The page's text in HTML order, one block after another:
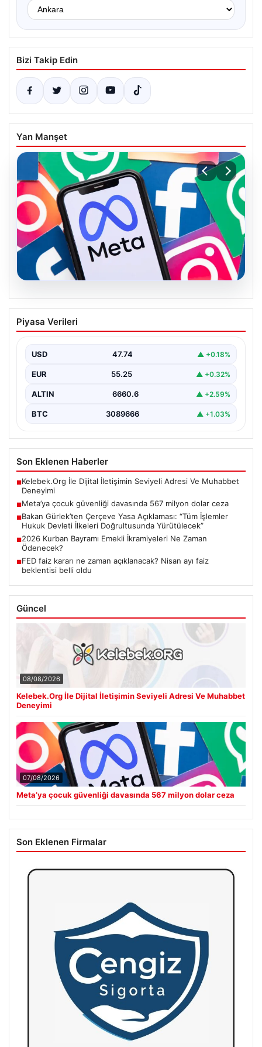
Bizi Takip Edin
Yan Manşet
07.08.2026
Meta’ya çocuk güvenliği davasında 567
milyon dolar ceza
Piyasa Verileri
USD 47.74 ▲ +0.18%
EUR 55.25 ▲ +0.32%
ALTIN 6660.6 ▲ +2.59%
BTC 3089666 ▲ +1.03%
Son Eklenen Haberler
■Kelebek.Org İle Dijital İletişimin Seviyeli Adresi Ve Muhabbet
Deneyimi
■Meta’ya çocuk güvenliği davasında 567 milyon dolar ceza
■Bakan Gürlek’ten Çerçeve Yasa Açıklaması: “Tüm İşlemler
Hukuk Devleti İlkeleri Doğrultusunda Yürütülecek”
■2026 Kurban Bayramı Emekli İkramiyeleri Ne Zaman
Ödenecek?
■FED faiz kararı ne zaman açıklanacak? Nisan ayı faiz
beklentisi belli oldu
Güncel
08/08/2026
Kelebek.Org İle Dijital İletişimin Seviyeli Adresi Ve Muhabbet
Deneyimi
07/08/2026
Meta’ya çocuk güvenliği davasında 567 milyon dolar ceza
Son Eklenen Firmalar